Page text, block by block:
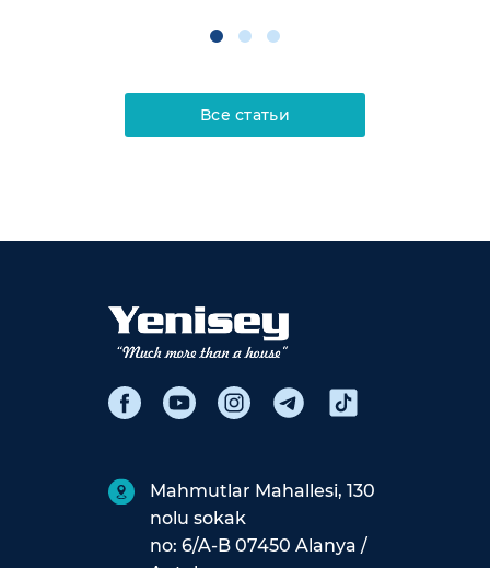
Все статьи
Mahmutlar Mahallesi, 130
nolu sokak
no: 6/A-B 07450 Alanya /